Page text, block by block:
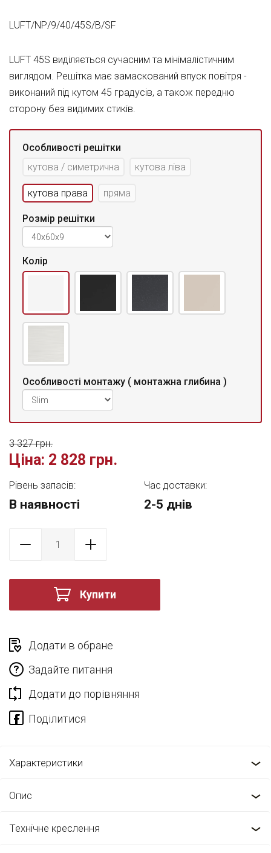
LUFT/NP/9/40/45S/B/SF
LUFT 45S виділяється сучасним та мінімалістичним
виглядом. Решітка має замаскований впуск повітря -
виконаний під кутом 45 градусів, а також передню
сторону без видимих стиків.
Особливості решітки
кутова / симетрична
кутова ліва
кутова права пряма
Розмір решітки
Колір
Особливості монтажу ( монтажна глибина )
Ціна: 2 828 грн.
3 327 грн.
Рівень запасів:
В наявності
Час доставки:
2-5 днів
Купити
Додати в обране
Задайте питання
Додати до порівняння
Характеристики
Опис
Технічне креслення